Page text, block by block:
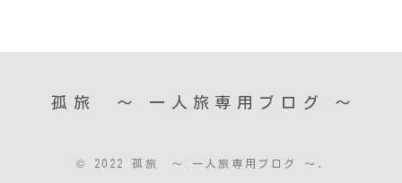
孤旅 〜 一人旅専用ブログ ～
© 2022 孤旅 〜 一人旅専用ブログ ～.